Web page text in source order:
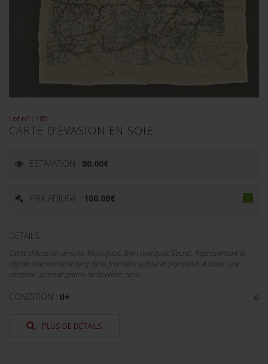
Lot n° : 185
CARTE D'ÉVASION EN SOIE.
ESTIMATION : 80.00€
PRIX ADJUGÉ : 100.00€
DÉTAILS :
Carte d'évasion en soie. Monoface. Bien marquée Secret. Représentant la
région allemande le long de la frontière suisse et française. A noter une
certaine usure et patine de la pièce, ainsi...
CONDITION : II+
PLUS DE DÉTAILS